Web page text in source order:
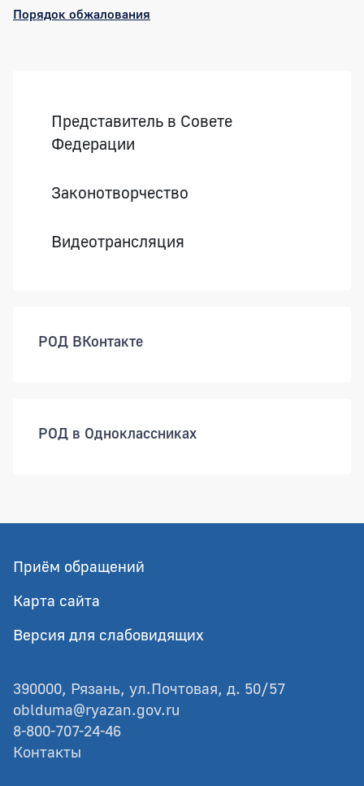
Порядок обжалования
Представитель в Совете
Федерации
Законотворчество
Видеотрансляция
РОД ВКонтакте
РОД в Одноклассниках
Приём обращений
Карта сайта
Версия для слабовидящих
390000, Рязань, ул.Почтовая, д. 50/57
oblduma@ryazan.gov.ru
8-800-707-24-46
Контакты